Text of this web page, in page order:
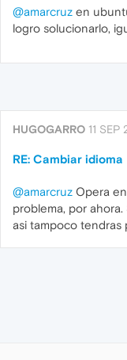
@amarcruz en
logro solucionarlo,
HUGOGARRO 11 SEP
RE: Cambiar idioma
@amarcruz Opera
problema, por
asi tampoco tendras